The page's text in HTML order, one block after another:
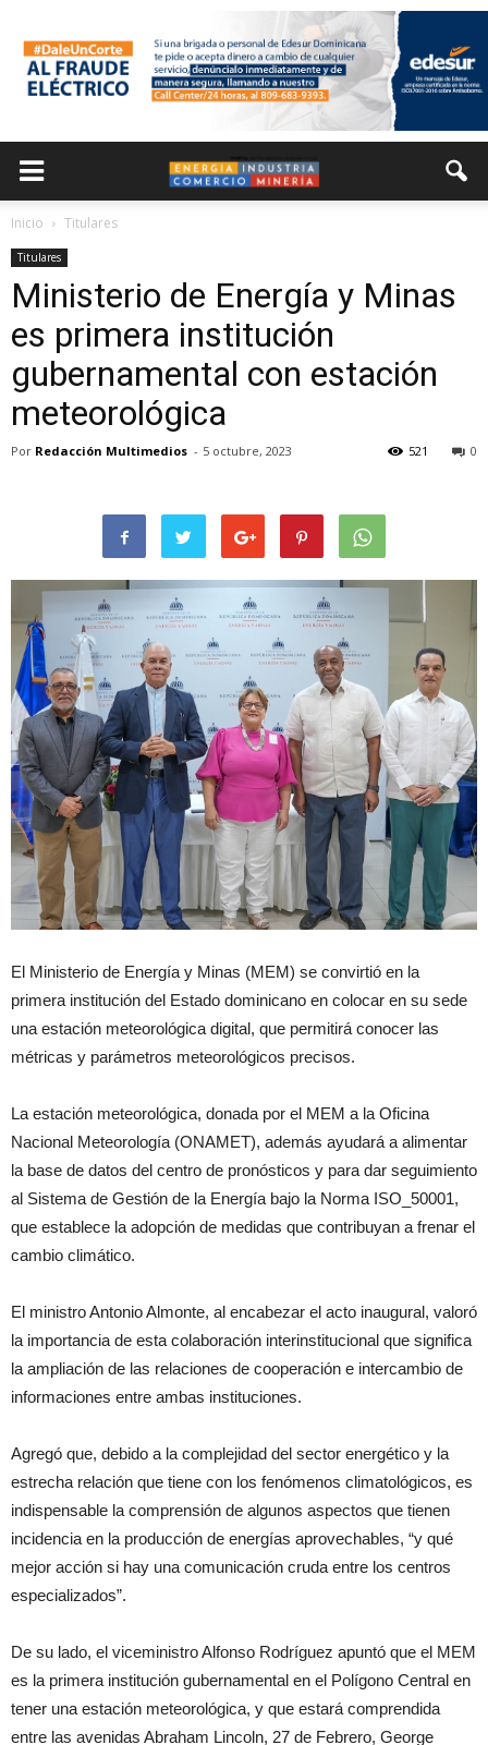
Inicio Titulares
Titulares
Ministerio de Energía y Minas
es primera institución
gubernamental con estación
meteorológica
Por Redacción Multimedios - 5 octubre, 2023 0
521
El Ministerio de Energía y Minas (MEM) se convirtió en la
primera institución del Estado dominicano en colocar en su sede
una estación meteorológica digital, que permitirá conocer las
métricas y parámetros meteorológicos precisos.
La estación meteorológica, donada por el MEM a la Oficina
Nacional Meteorología (ONAMET), además ayudará a alimentar
la base de datos del centro de pronósticos y para dar seguimiento
al Sistema de Gestión de la Energía bajo la Norma ISO_50001,
que establece la adopción de medidas que contribuyan a frenar el
cambio climático.
El ministro Antonio Almonte, al encabezar el acto inaugural, valoró
la importancia de esta colaboración interinstitucional que significa
la ampliación de las relaciones de cooperación e intercambio de
informaciones entre ambas instituciones.
Agregó que, debido a la complejidad del sector energético y la
estrecha relación que tiene con los fenómenos climatológicos, es
indispensable la comprensión de algunos aspectos que tienen
incidencia en la producción de energías aprovechables, “y qué
mejor acción si hay una comunicación cruda entre los centros
especializados”.
De su lado, el viceministro Alfonso Rodríguez apuntó que el MEM
es la primera institución gubernamental en el Polígono Central en
tener una estación meteorológica, y que estará comprendida
entre las avenidas Abraham Lincoln, 27 de Febrero, George